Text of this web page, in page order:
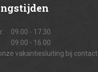
09.00 - 17.30
09.00 - 16.00
vakantiesluiting bij contact